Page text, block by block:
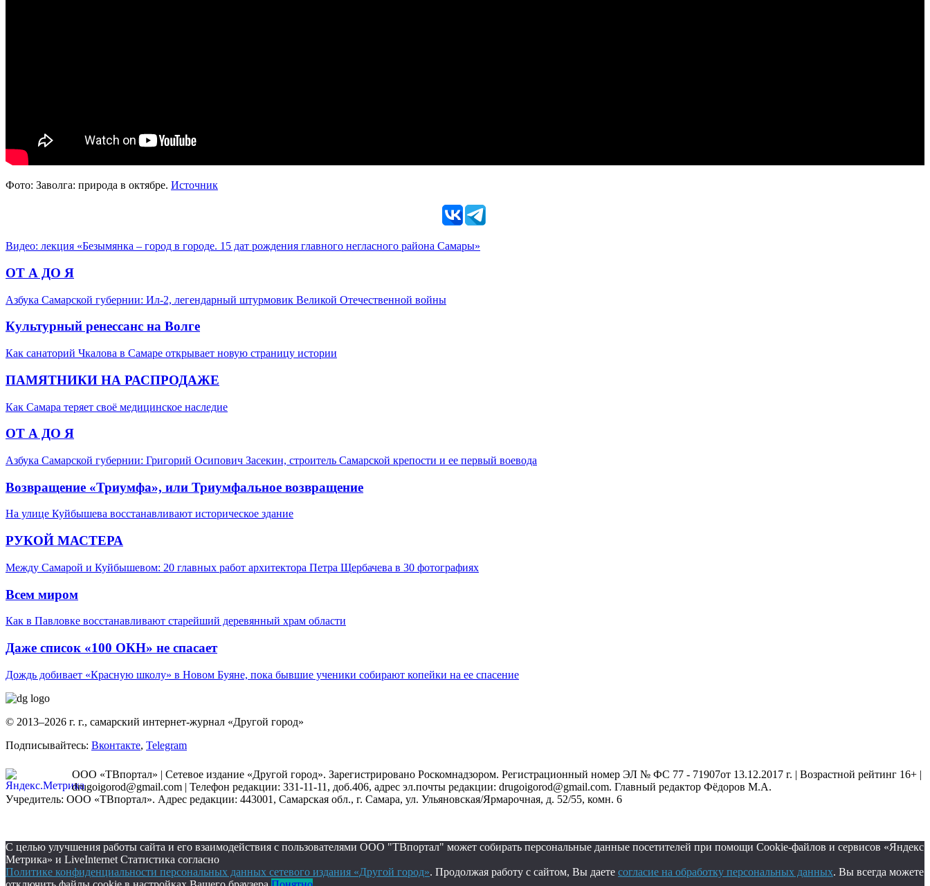
Фото: Заволга: природа в октябре. Источник
Видео: лекция «Безымянка – город в городе. 15 дат рождения главного негласного района Самары»
ОТ А ДО Я
Азбука Самарской губернии: Ил-2, легендарный штурмовик Великой Отечественной войны
Культурный ренессанс на Волге
Как санаторий Чкалова в Самаре открывает новую страницу истории
ПАМЯТНИКИ НА РАСПРОДАЖЕ
Как Самара теряет своё медицинское наследие
ОТ А ДО Я
Азбука Самарской губернии: Григорий Осипович Засекин, строитель Самарской крепости и ее первый воевода
Возвращение «Триумфа», или Триумфальное возвращение
На улице Куйбышева восстанавливают историческое здание
РУКОЙ МАСТЕРА
Между Самарой и Куйбышевом: 20 главных работ архитектора Петра Щербачева в 30 фотографиях
Всем миром
Как в Павловке восстанавливают старейший деревянный храм области
Даже список «100 ОКН» не спасает
Дождь добивает «Красную школу» в Новом Буяне, пока бывшие ученики собирают копейки на ее спасение
© 2013–2026 г. г., самарский интернет-журнал «Другой город»
Подписывайтесь: Вконтакте, Telegram
ООО «ТВпортал» | Сетевое издание «Другой город». Зарегистрировано Роскомнадзором. Регистрационный номер ЭЛ № ФС 77 - 71907от 13.12.2017 г. | Возрастной рейтинг 16+ |
drugoigorod@gmail.com | Телефон редакции: 331-11-11, доб.406, адрес эл.почты редакции: drugoigorod@gmail.com. Главный редактор Фёдоров М.А.
Учредитель: ООО «ТВпортал». Адрес редакции: 443001, Самарская обл., г. Самара, ул. Ульяновская/Ярмарочная, д. 52/55, комн. 6
С целью улучшения работы сайта и его взаимодействия с пользователями ООО "ТВпортал" может собирать персональные данные посетителей при помощи Cookie-файлов и сервисов «Яндекс
Метрика» и LiveInternet Статистика согласно
Политике конфиденциальности персональных данных сетевого издания «Другой город». Продолжая работу с сайтом, Вы даете согласие на обработку персональных данных. Вы всегда можете